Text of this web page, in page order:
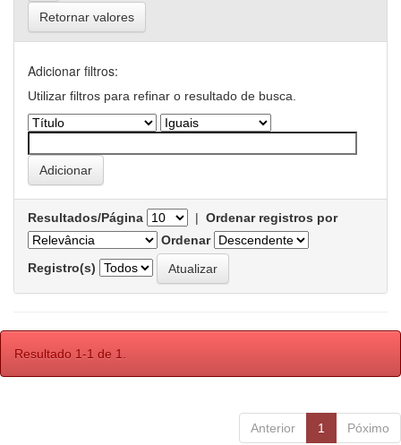
Retornar valores
Adicionar filtros:
Utilizar filtros para refinar o resultado de busca.
Resultados/Página | Ordenar registros por
Ordenar
Registro(s)
Resultado 1-1 de 1.
Anterior 1 Póximo